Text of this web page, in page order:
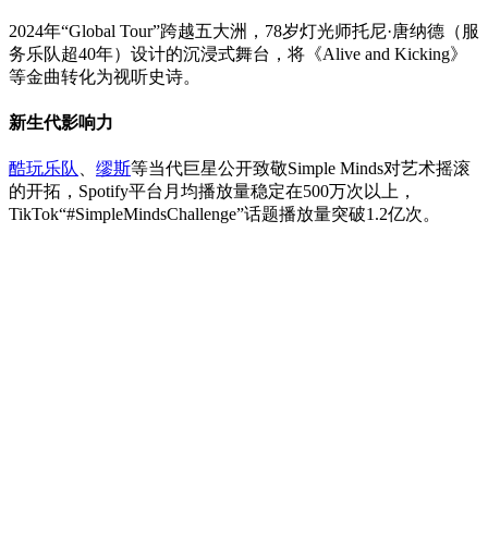
2024年“Global Tour”跨越五大洲，78岁灯光师托尼·唐纳德（服
务乐队超40年）设计的沉浸式舞台，将《Alive and Kicking》
等金曲转化为视听史诗。
新生代影响力
酷玩乐队 缪斯等当代巨星公开致敬Simple Minds对艺术摇滚
的开拓，Spotify平台月均播放量稳定在500万次以上，
TikTok“#SimpleMindsChallenge”话题播放量突破1.2亿次。